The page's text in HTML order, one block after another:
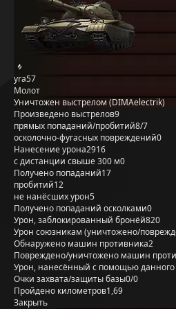
yra57
Молот
Уничтожен выстрелом (DIMAelectrik)
Произведено выстрелов9
прямых попаданий/пробитий8/7
осколочно-фугасных повреждений0
Нанесение урона2916
с дистанции свыше 300 м0
Получено попаданий17
пробитий12
не нанёсших урон5
Получено попаданий осколками0
Урон, заблокированный бронёй820
Урон союзникам (уничтожено/
Обнаружено машин противника2
Повреждено/уничтожено машин
Урон, нанесённый с помощью данного
Очки захвата/защиты базы0/0
Пройдено километров1,69
Закрыть